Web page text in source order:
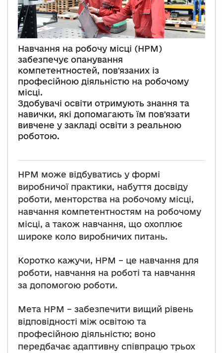
Навчання на робочу місці (НРМ)
забезпечує опанування
компетентностей, пов'язаних із
професійною діяльністю на робочому
місці.
Здобувачі освіти отримують знання та
навички, які допомагають їм пов'язати
вивчене у закладі освіти з реальною
роботою.
НРМ може відбуватись у формі
виробничої практики, набуття досвіду
роботи, менторства на робочому місці,
навчання компетентностям на робочому
місці, а також навчання, що охоплює
широке коло виробничих питань.
Коротко кажучи, НРМ – це навчання для
роботи, навчання на роботі та навчання
за допомогою роботи.
Мета НРМ – забезпечити вищий рівень
відповідності між освітою та
професійною діяльністю; воно
передбачає адаптивну співпрацю трьох